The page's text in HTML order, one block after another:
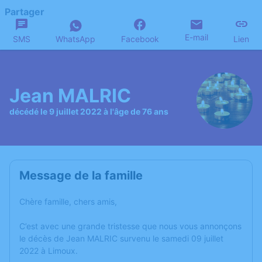
Partager
SMS WhatsApp Facebook E-mail Lien
Jean MALRIC
décédé le 9 juillet 2022 à l'âge de 76 ans
Message de la famille
Chère famille, chers amis,
C’est avec une grande tristesse que nous vous annonçons
le décès de Jean MALRIC survenu le samedi 09 juillet
2022 à Limoux.